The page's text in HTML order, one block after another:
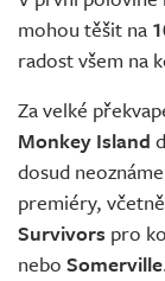
Živě
mohou těšit na
radost všem na
Za velké
Monkey Island
dosud
premiéry, včetně
Survivors pro
nebo Somerville